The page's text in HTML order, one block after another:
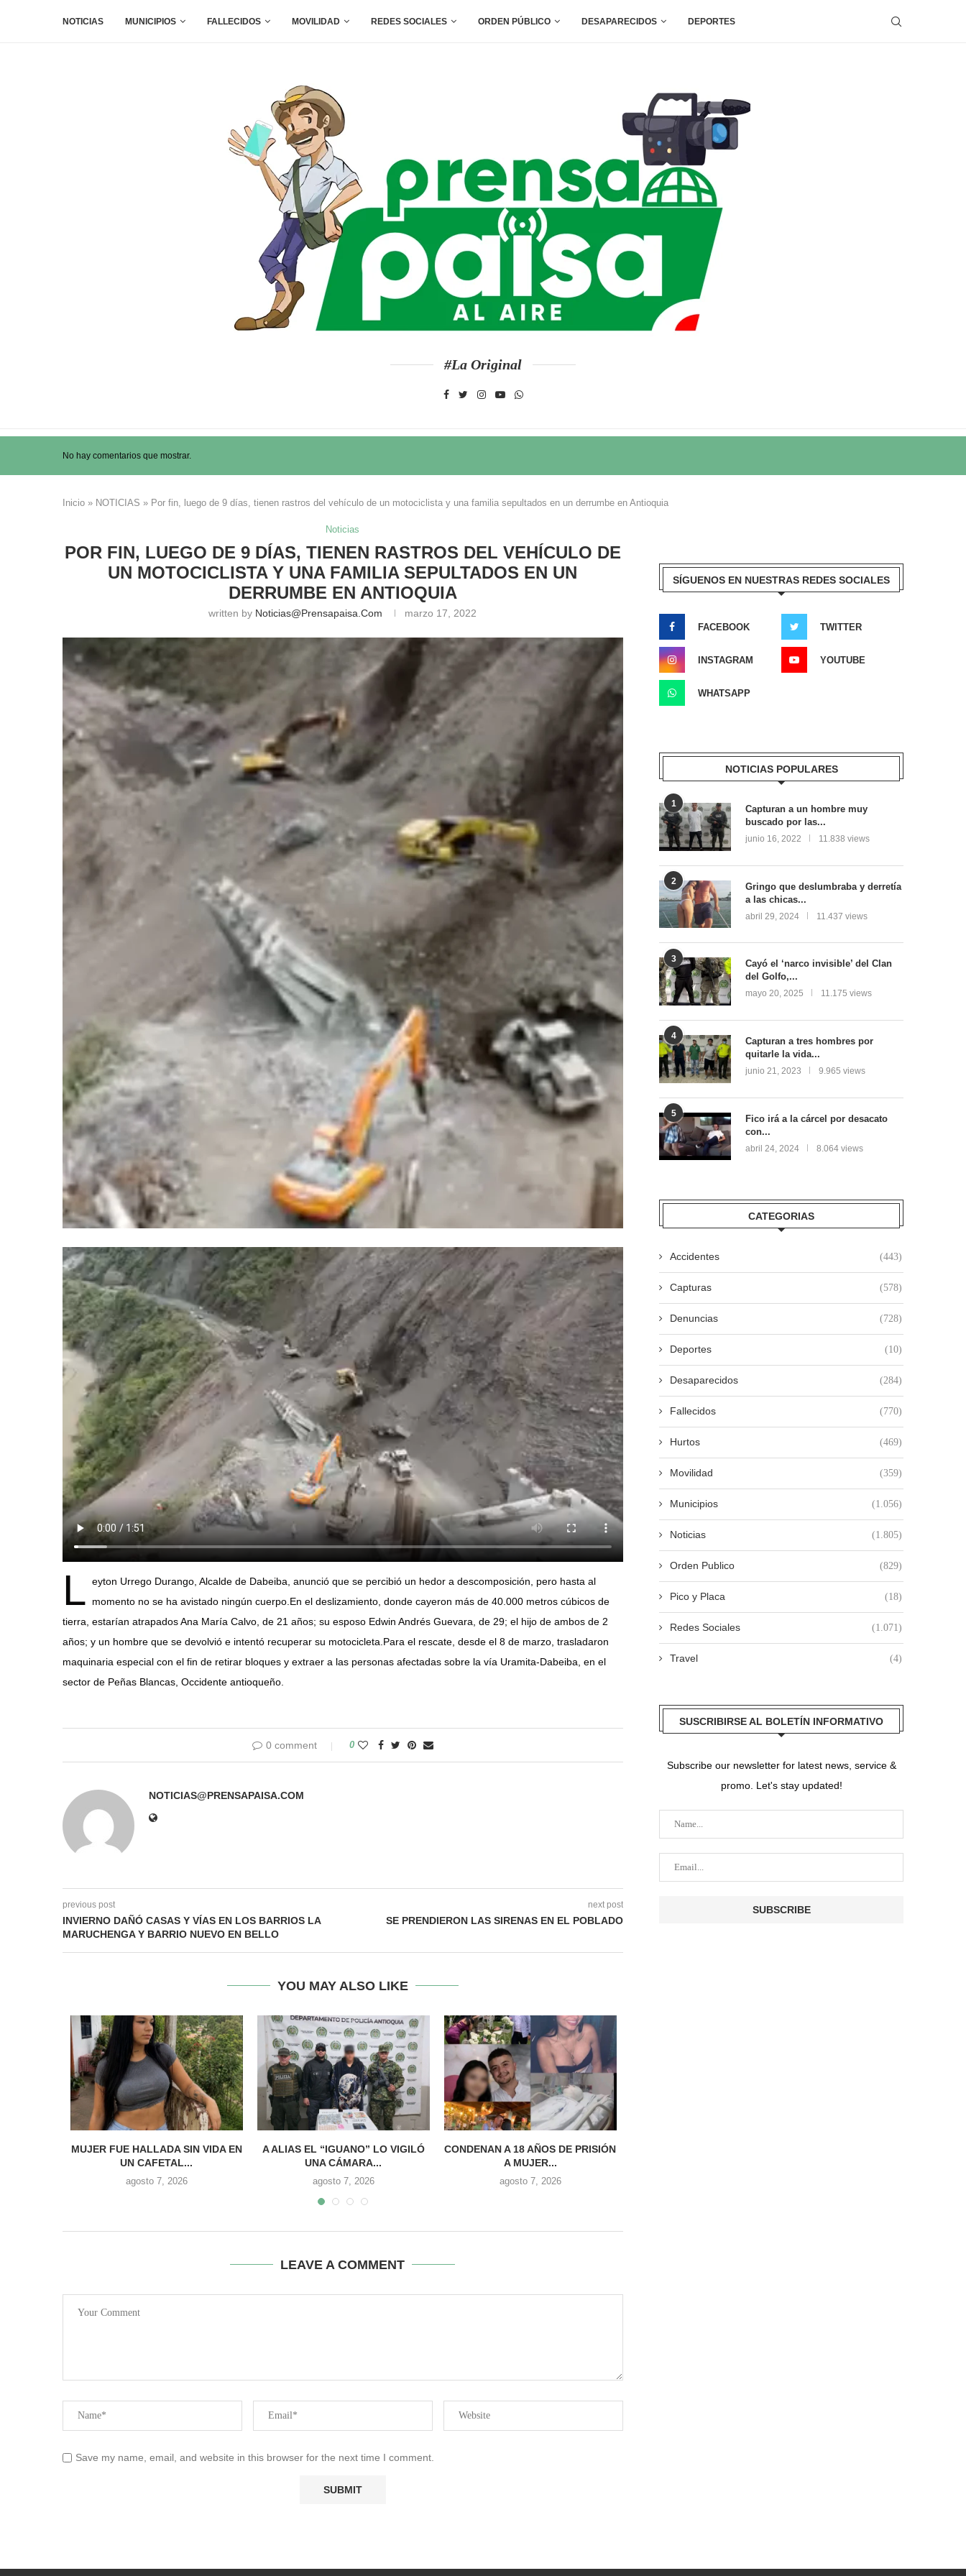
NOTICIAS MUNICIPIOS FALLECIDOS MOVILIDAD REDES SOCIALES ORDEN PÚBLICO DESAPARECIDOS DEPORTES
#La Original
No hay comentarios que mostrar.
Inicio » NOTICIAS » Por fin, luego de 9 días, tienen rastros del vehículo de un motociclista y una familia sepultados en un derrumbe en Antioquia
Noticias
POR FIN, LUEGO DE 9 DÍAS, TIENEN RASTROS DEL VEHÍCULO DE
UN MOTOCICLISTA Y UNA FAMILIA SEPULTADOS EN UN
DERRUMBE EN ANTIOQUIA
written by Noticias@prensapaisa.com marzo 17, 2022
L eyton Urrego Durango, Alcalde de Dabeiba, anunció que se percibió un hedor a descomposición, pero hasta al
momento no se ha avistado ningún cuerpo.En el deslizamiento, donde cayeron más de 40.000 metros cúbicos de
tierra, estarían atrapados Ana María Calvo, de 21 años; su esposo Edwin Andrés Guevara, de 29; el hijo de ambos de 2
años; y un hombre que se devolvió e intentó recuperar su motocicleta.Para el rescate, desde el 8 de marzo, trasladaron
maquinaria especial con el fin de retirar bloques y extraer a las personas afectadas sobre la vía Uramita-Dabeiba, en el
sector de Peñas Blancas, Occidente antioqueño.
0 comment 0
NOTICIAS@PRENSAPAISA.COM
previous post
INVIERNO DAÑÓ CASAS Y VÍAS EN LOS BARRIOS LA
MARUCHENGA Y BARRIO NUEVO EN BELLO
next post
SE PRENDIERON LAS SIRENAS EN EL POBLADO
YOU MAY ALSO LIKE
MUJER FUE HALLADA SIN VIDA EN
UN CAFETAL...
agosto 7, 2026
A ALIAS EL “IGUANO” LO VIGILÓ
UNA CÁMARA...
agosto 7, 2026
CONDENAN A 18 AÑOS DE PRISIÓN
A MUJER...
agosto 7, 2026
LEAVE A COMMENT
Save my name, email, and website in this browser for the next time I comment.
SÍGUENOS EN NUESTRAS REDES SOCIALES
FACEBOOK TWITTER
INSTAGRAM YOUTUBE
WHATSAPP
NOTICIAS POPULARES
1
Capturan a un hombre muy
buscado por las...
junio 16, 2022 11.838 views
2
Gringo que deslumbraba y derretía
a las chicas...
abril 29, 2024 11.437 views
3
Cayó el ‘narco invisible’ del Clan
del Golfo,...
mayo 20, 2025 11.175 views
4
Capturan a tres hombres por
quitarle la vida...
junio 21, 2023 9.965 views
5
Fico irá a la cárcel por desacato
con...
abril 24, 2024 8.064 views
CATEGORIAS
Accidentes (443)
Capturas (578)
Denuncias (728)
Deportes (10)
Desaparecidos (284)
Fallecidos (770)
Hurtos (469)
Movilidad (359)
Municipios (1.056)
Noticias (1.805)
Orden Publico (829)
Pico y Placa (18)
Redes Sociales (1.071)
Travel (4)
SUSCRIBIRSE AL BOLETÍN INFORMATIVO
Subscribe our newsletter for latest news, service &
promo. Let's stay updated!